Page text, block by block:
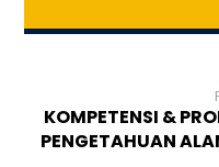
KOMPETENSI &
PENGETAHUAN